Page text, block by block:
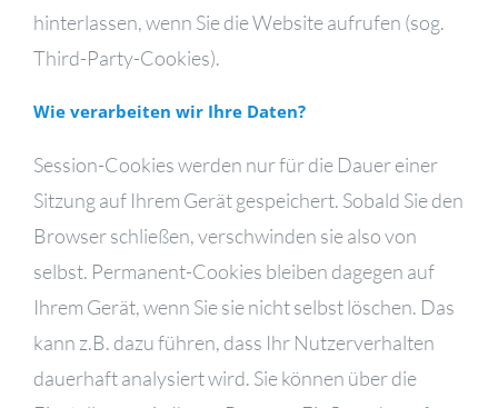
hinterlassen, wenn Sie die Website aufrufen (sog.
Third-Party-Cookies).
Wie verarbeiten wir Ihre Daten?
Session-Cookies werden nur für die Dauer einer
Sitzung auf Ihrem Gerät gespeichert. Sobald Sie den
Browser schließen, verschwinden sie also von
selbst. Permanent-Cookies bleiben dagegen auf
Ihrem Gerät, wenn Sie sie nicht selbst löschen. Das
kann z.B. dazu führen, dass Ihr Nutzerverhalten
dauerhaft analysiert wird. Sie können über die